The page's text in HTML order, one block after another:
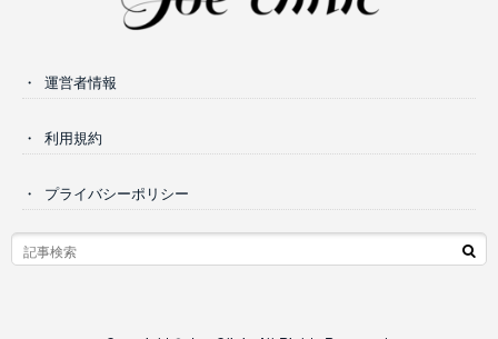
運営者情報
利用規約
プライバシーポリシー